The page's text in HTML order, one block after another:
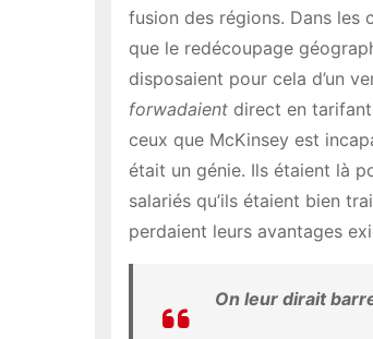
fusion des régions. Dans les
que le redécoupage
disposaient pour cela d’un
forwadaient direct en
ceux que McKinsey est
était un génie. Ils étaient là
salariés qu’ils étaient bien
perdaient leurs avantages
On leur dirait